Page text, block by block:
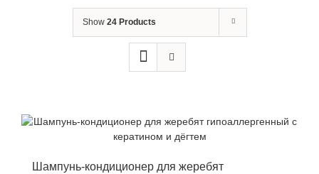
Show 24 Products
Шампунь-кондиционер для жеребят